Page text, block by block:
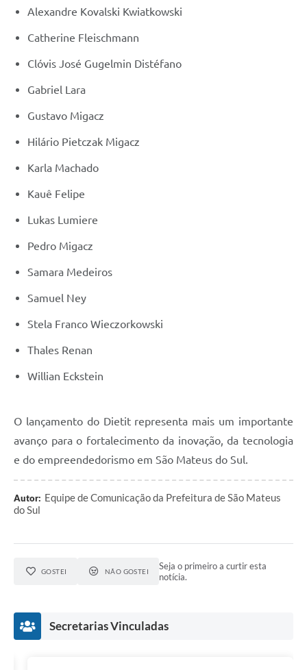
Alexandre Kovalski Kwiatkowski
Catherine Fleischmann
Clóvis José Gugelmin Distéfano
Gabriel Lara
Gustavo Migacz
Hilário Pietczak Migacz
Karla Machado
Kauê Felipe
Lukas Lumiere
Pedro Migacz
Samara Medeiros
Samuel Ney
Stela Franco Wieczorkowski
Thales Renan
Willian Eckstein
O lançamento do Dietit representa mais um importante
avanço para o fortalecimento da inovação, da tecnologia
e do empreendedorismo em São Mateus do Sul.
Autor: Equipe de Comunicação da Prefeitura de São Mateus
do Sul
GOSTEI NÃO GOSTEI
Seja o primeiro a curtir esta
notícia.
Secretarias Vinculadas